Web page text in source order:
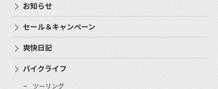
お知らせ
セール＆キャンペーン
爽快日記
バイクライフ
ツーリング